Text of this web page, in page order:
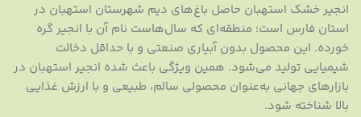
انجیر خشک استهبان حاصل باغ‌های دیم شهرستان استهبان در
استان فارس است؛ منطقه‌ای که سال‌هاست نام آن با انجیر گره
خورده. این محصول بدون آبیاری صنعتی و با حداقل دخالت
شیمیایی تولید می‌شود. همین ویژگی باعث شده انجیر استهبان در
بازارهای جهانی به‌عنوان محصولی سالم، طبیعی و با ارزش غذایی
بالا شناخته شود.